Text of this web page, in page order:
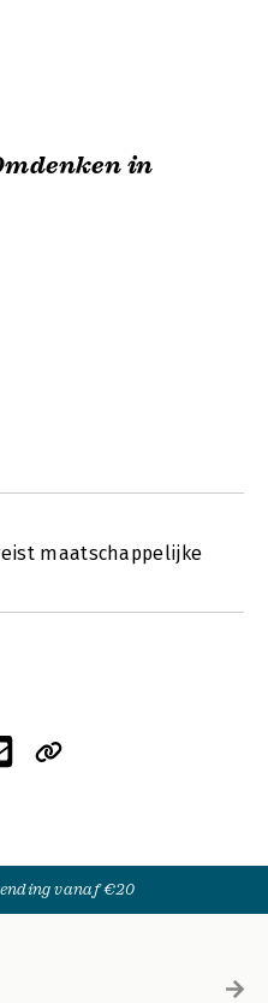
in
maatschappelijke
vanaf €20